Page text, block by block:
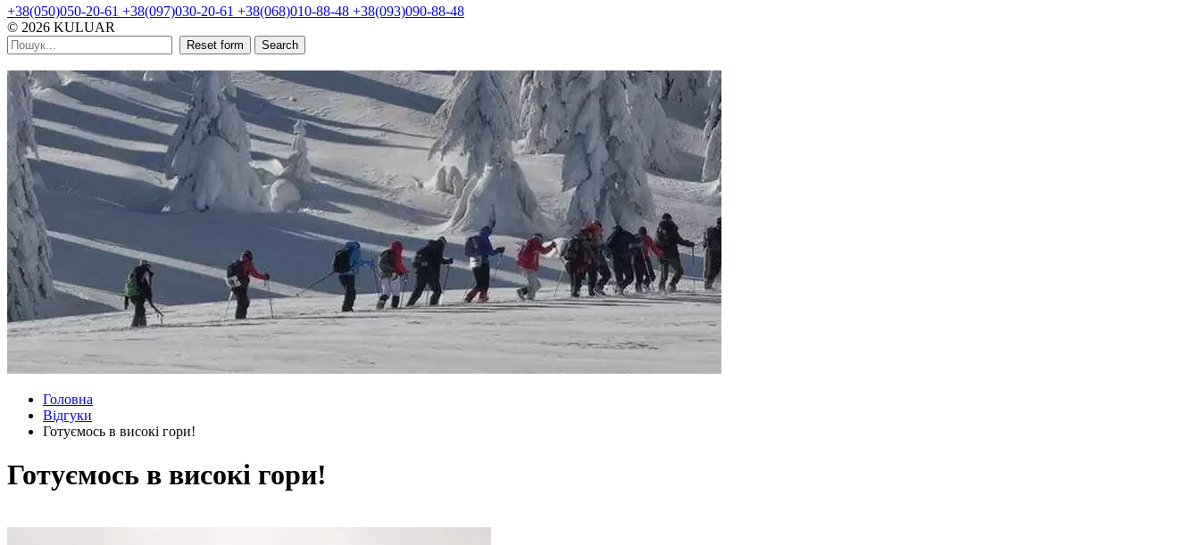
+38(050)050-20-61 +38(097)030-20-61 +38(068)010-88-48 +38(093)090-88-48
© 2026 KULUAR
Reset form Search
Головна
Відгуки
Готуємось в високі гори!
Готуємось в високі гори!